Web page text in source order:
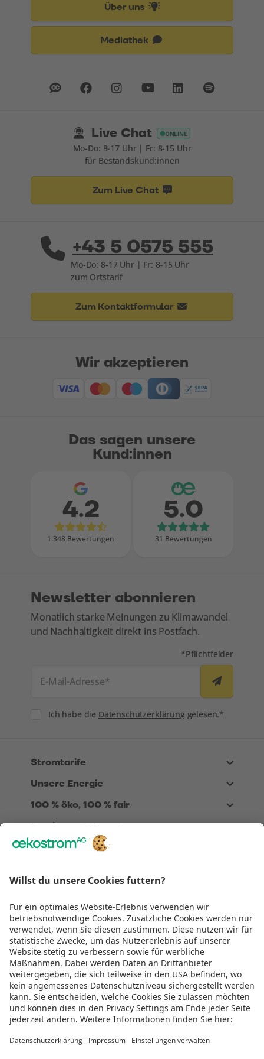
Über uns
Mediathek
Live Chat ONLINE
Mo-Do: 8-17 Uhr | Fr: 8-15 Uhr
für Bestandskund:innen
Zum Live Chat
+43 5 0575 555
Mo-Do: 8-17 Uhr | Fr: 8-15 Uhr
zum Ortstarif
Zum Kontaktformular
Das sagen unsere
Kund:innen
Bewertungen bei Google
4.2
1.348 Bewertungen
5.0
31 Bewertungen
Newsletter abonnieren
Monatlich starke Meinungen zu Klimawandel
und Nachhaltigkeit direkt ins Postfach.
Mit * markierte
*Pflichtfelder
E-Mail-Adresse*
ConsentIch habe die Datenschutzerklärunggelesen.*
Wir akzeptieren
Wir sind
TÜV zertifiziert
Genug gescrollt!
Jetzt Teil der Energiewende werden
Stromtarife
Unsere Energie
100 % öko, 100 % fair
Service und Kontakt
Über Uns